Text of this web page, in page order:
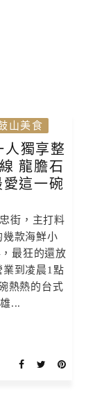
山美食
獨享整
龍膽石
這一碗
街，主打料
幾款海鮮小
最狂的還放
業到凌晨1點
熱熱的台式
...